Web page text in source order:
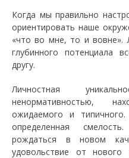
Когда мы правильно
ориентировать наше
«что во мне, то и вовне».
глубинного потенциала
другу.
Личностная
ненормативностью,
ожидаемого и
определенная
рождаться в новом
удовольствие от